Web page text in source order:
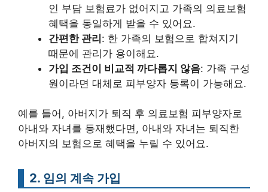
인 부담 보험료가 없어지고 가족의 의료보험
혜택을 동일하게 받을 수 있어요.
간편한 관리: 한 가족의 보험으로 합쳐지기
때문에 관리가 용이해요.
가입 조건이 비교적 까다롭지 않음: 가족 구성
원이라면 대체로 피부양자 등록이 가능해요.
예를 들어, 아버지가 퇴직 후 의료보험 피부양자로
아내와 자녀를 등재했다면, 아내와 자녀는 퇴직한
아버지의 보험으로 혜택을 누릴 수 있어요.
2. 임의 계속 가입